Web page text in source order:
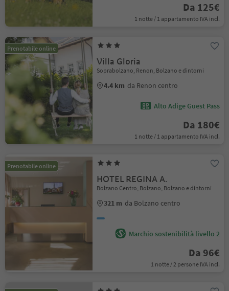
Da 125€
1 notte / 1 appartamento IVA incl.
Prenotabile online
Villa Gloria
Soprabolzano, Renon, Bolzano e dintorni
4.4 km da Renon centro
Alto Adige Guest Pass
Da 180€
1 notte / 1 appartamento IVA incl.
Prenotabile online
HOTEL REGINA A.
Bolzano Centro, Bolzano, Bolzano e dintorni
321 m da Bolzano centro
Marchio sostenibilità livello 2
Da 96€
1 notte / 2 persone IVA incl.